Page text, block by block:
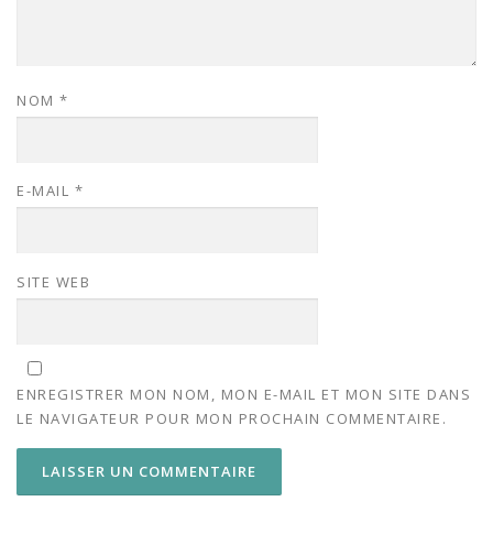
NOM *
E-MAIL *
SITE WEB
ENREGISTRER MON NOM, MON E-MAIL ET MON SITE DANS
LE NAVIGATEUR POUR MON PROCHAIN COMMENTAIRE.